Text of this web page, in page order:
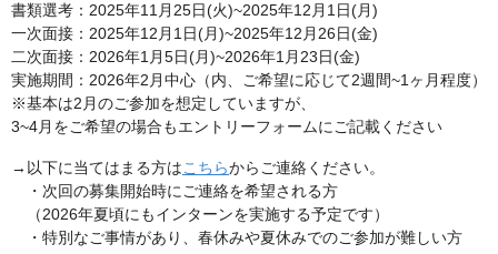
書類選考：2025年11月25日(火)~2025年12月1日(月)
一次面接：2025年12月1日(月)~2025年12月26日(金)
二次面接：2026年1月5日(月)~2026年1月23日(金)
実施期間：2026年2月中心（内、ご希望に応じて2週間~1ヶ月程度）
※基本は2月のご参加を想定していますが、
3~4月をご希望の場合もエントリーフォームにご記載ください
→以下に当てはまる方はこちらからご連絡ください。
・次回の募集開始時にご連絡を希望される方
（2026年夏頃にもインターンを実施する予定です）
・特別なご事情があり、春休みや夏休みでのご参加が難しい方